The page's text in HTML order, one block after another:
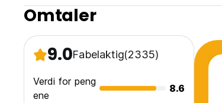
Omtaler
9.0Fabelaktig(2335)
Verdi for peng
ene
8.6